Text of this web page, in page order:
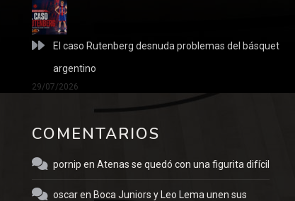
El caso Rutenberg desnuda problemas del básquet
argentino
29/07/2026
COMENTARIOS
pornip en Atenas se quedó con una figurita difícil
oscaren Boca Juniors y Leo Lema unen sus